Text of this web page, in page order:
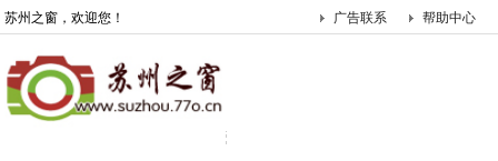
苏州之窗，欢迎您！ 帮助中心
广告联系